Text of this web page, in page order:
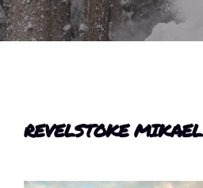
REVELSTOKE